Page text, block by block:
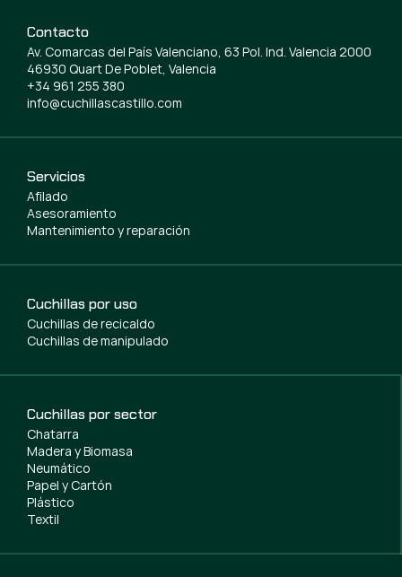
Servicios
Afilado
Asesoramiento
Mantenimiento y reparación
Cuchillas por uso
Cuchillas de recicaldo
Cuchillas de manipulado
Cuchillas por sector
Chatarra
Madera y Biomasa
Neumático
Papel y Cartón
Plástico
Textil
Contacto
Av. Comarcas del País Valenciano, 63 Pol. Ind. Valencia 2000
46930 Quart De Poblet, Valencia
+34 961 255 380
info@cuchillascastillo.com